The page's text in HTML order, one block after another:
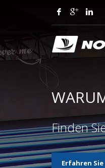
Finden
Erfahren